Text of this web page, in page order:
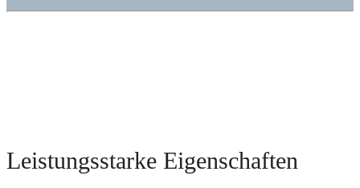
Leistungsstarke Eigenschaften